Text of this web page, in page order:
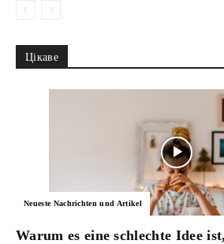
Цікаве
Neueste Nachrichten und Artikel
Warum es eine schlechte Idee